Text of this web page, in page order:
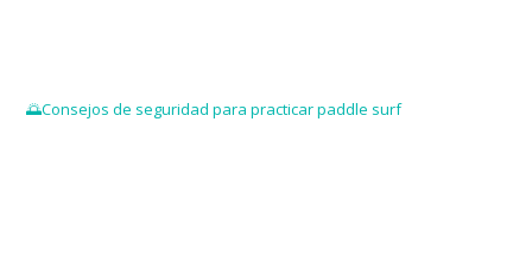
🌅Consejos de seguridad para practicar paddle surf